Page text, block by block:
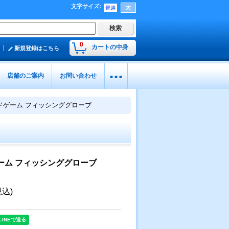
文字サイズ:
0 カートの中身
新規登録はこちら
店舗のご案内 お問い合わせ
ゲーム フィッシンググローブ
ム フィッシンググローブ
込)